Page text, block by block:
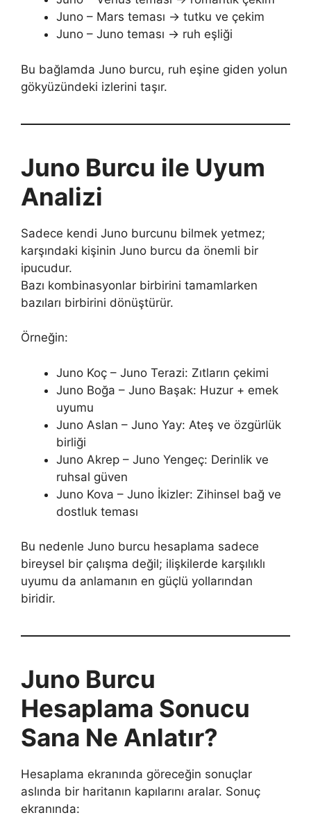
Juno – Mars teması → tutku ve çekim
Juno – Juno teması → ruh eşliği
Bu bağlamda Juno burcu, ruh eşine giden yolun
gökyüzündeki izlerini taşır.
Juno Burcu ile Uyum
Analizi
Sadece kendi Juno burcunu bilmek yetmez;
karşındaki kişinin Juno burcu da önemli bir
ipucudur.
Bazı kombinasyonlar birbirini tamamlarken
bazıları birbirini dönüştürür.
Örneğin:
Juno Koç – Juno Terazi: Zıtların çekimi
Juno Boğa – Juno Başak: Huzur + emek
uyumu
Juno Aslan – Juno Yay: Ateş ve özgürlük
birliği
Juno Akrep – Juno Yengeç: Derinlik ve
ruhsal güven
Juno Kova – Juno İkizler: Zihinsel bağ ve
dostluk teması
Bu nedenle Juno burcu hesaplama sadece
bireysel bir çalışma değil; ilişkilerde karşılıklı
uyumu da anlamanın en güçlü yollarından
biridir.
Juno Burcu
Hesaplama Sonucu
Sana Ne Anlatır?
Hesaplama ekranında göreceğin sonuçlar
aslında bir haritanın kapılarını aralar. Sonuç
ekranında: